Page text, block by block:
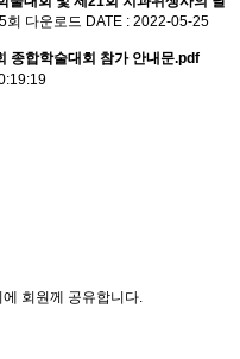
회 다운로드 DATE : 2022-05-25
종합학술대회 참가 안내문.pdf
회원께 공유합니다.